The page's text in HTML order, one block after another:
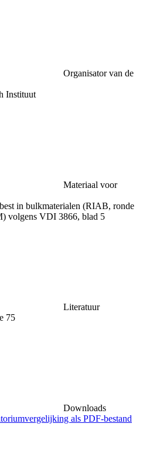
Organisator van de
Instituut
Materiaal voor
in bulkmaterialen (RIAB, ronde
volgens VDI 3866, blad 5
Literatuur
75
Downloads
als PDF-bestand